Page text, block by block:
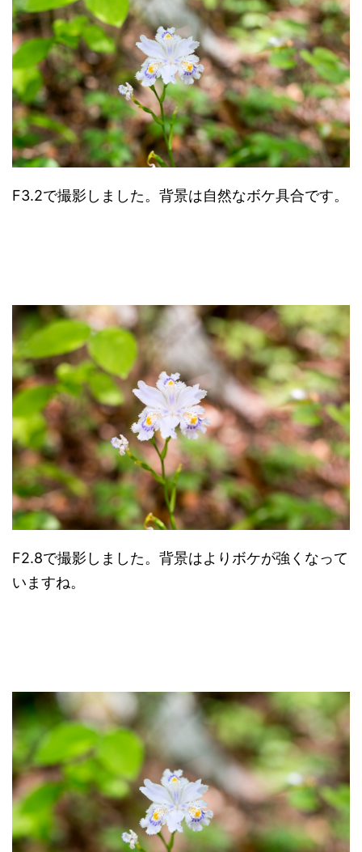
F3.2で撮影しました。背景は自然なボケ具合です。
F2.8で撮影しました。背景はよりボケが強くなって
いますね。